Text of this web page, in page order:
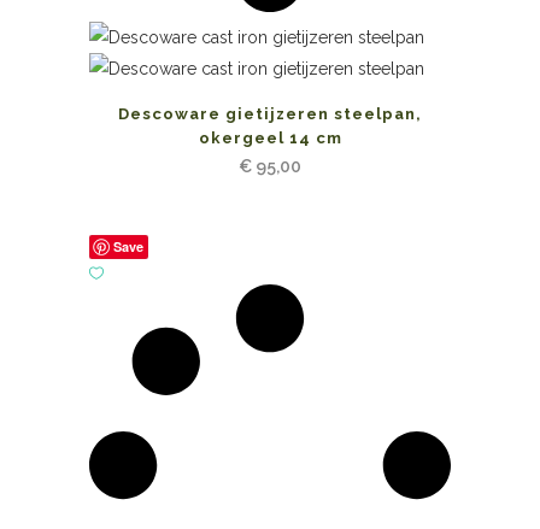
Descoware gietijzeren steelpan,
okergeel 14 cm
€ 95,00
Save